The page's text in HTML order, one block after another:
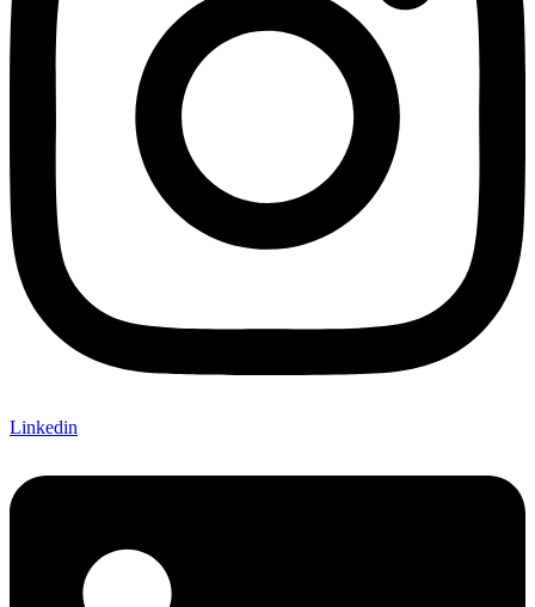
Linkedin